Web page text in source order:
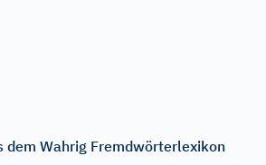
dem Wahrig Fremdwörterlexikon